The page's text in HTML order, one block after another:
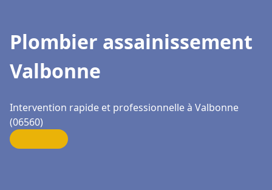
Plombier assainissement
Valbonne
Intervention rapide et professionnelle à Valbonne
(06560)